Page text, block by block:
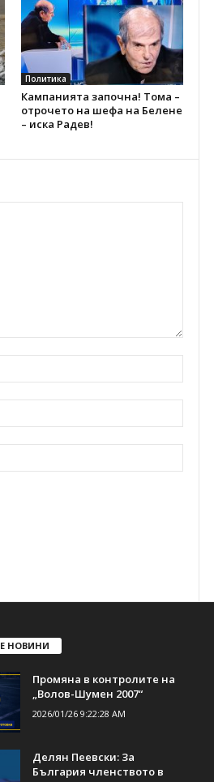
Политика
Кампанията започна! Тома –
отрочето на шефа на Белене
– иска Радев!
НОВИНИ
Промяна в контролите на
„Волов-Шумен 2007“
2026/01/26 9:22:28 AM
Делян Пеевски: За
България членството в